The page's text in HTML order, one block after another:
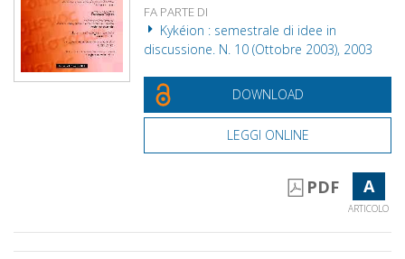
FA PARTE DI
Kykéion : semestrale di idee in
discussione. N. 10 (Ottobre 2003), 2003
DOWNLOAD
LEGGI ONLINE
PDF A
ARTICOLO